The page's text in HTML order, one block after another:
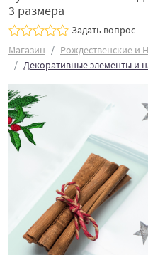
3 размера
Задать вопрос
Магазин
Рождественские и
Декоративные элементы и